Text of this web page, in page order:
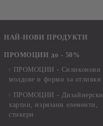
НАЙ-НОВИ ПРОДУКТИ
ПРОМОЦИИ до - 50%
ПРОМОЦИИ - Силиконови
молдове и форми за отливки
ПРОМОЦИИ - Дизайнерски
хартии, изрязани елементи,
стикери